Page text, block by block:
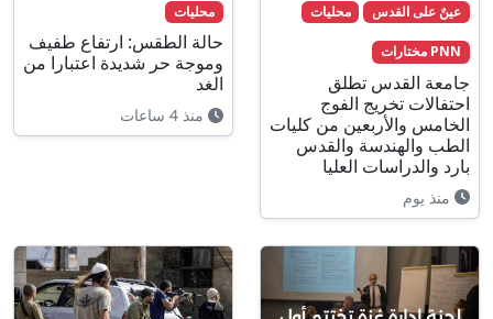
عينٌ على القدس محليات
PNN مختارات
جامعة القدس تطلق
احتفالات تخريج الفوج
الخامس والأربعين من كليات
الطب والهندسة والقدس
بارد والدراسات العليا
منذ يوم
محليات
حالة الطقس: ارتفاع طفيف
وموجة حر شديدة اعتبارا من
الغد
منذ 4 ساعات